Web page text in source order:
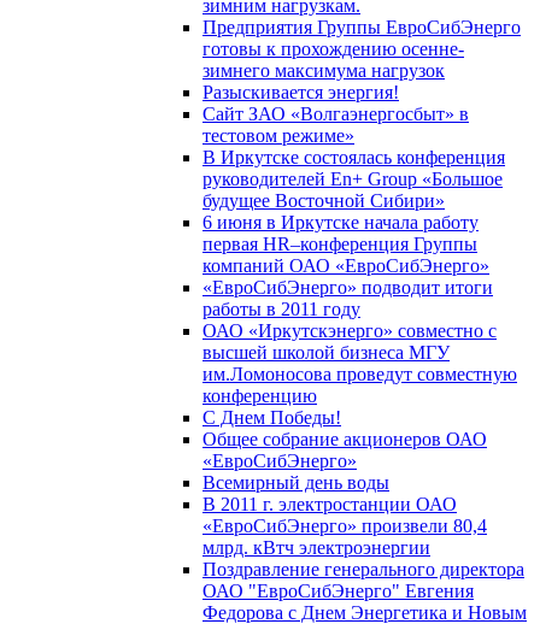
зимним нагрузкам.
Предприятия Группы ЕвроСибЭнерго
готовы к прохождению осенне-
зимнего максимума нагрузок
Разыскивается энергия!
Сайт ЗАО «Волгаэнергосбыт» в
тестовом режиме»
В Иркутске состоялась конференция
руководителей En+ Group «Большое
будущее Восточной Сибири»
6 июня в Иркутске начала работу
первая HR–конференция Группы
компаний ОАО «ЕвроСибЭнерго»
«ЕвроСибЭнерго» подводит итоги
работы в 2011 году
ОАО «Иркутскэнерго» совместно с
высшей школой бизнеса МГУ
им.Ломоносова проведут совместную
конференцию
С Днем Победы!
Общее собрание акционеров ОАО
«ЕвроСибЭнерго»
Всемирный день воды
В 2011 г. электростанции ОАО
«ЕвроСибЭнерго» произвели 80,4
млрд. кВтч электроэнергии
Поздравление генерального директора
ОАО "ЕвроСибЭнерго" Евгения
Федорова с Днем Энергетика и Новым